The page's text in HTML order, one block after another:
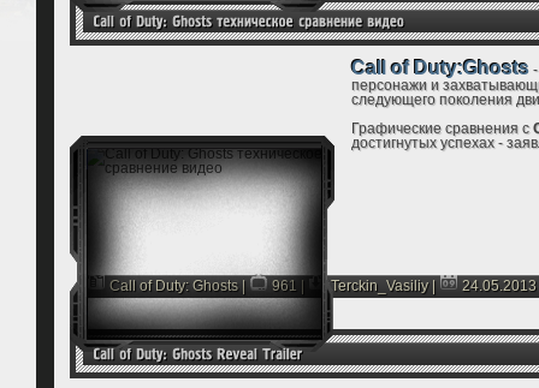
Call of Duty:Ghosts
персонажи и
следующего поколения
Графические сравнения с
достигнутых успехах -
Call of Duty: Ghosts| 961 | Terckin_Vasiliy| 24.05.2013